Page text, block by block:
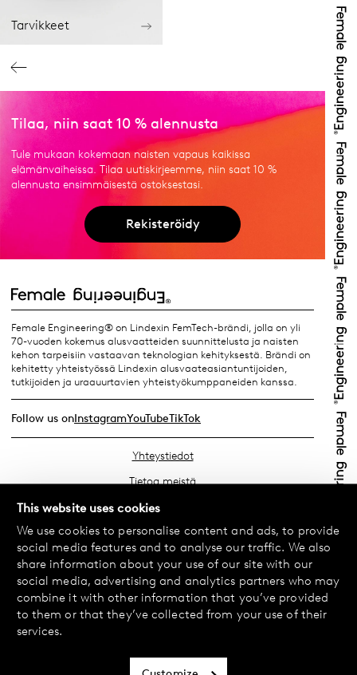
This website uses cookies
We use cookies to personalise content and ads, to provide
social media features and to analyse our traffic. We also
share information about your use of our site with our
social media, advertising and analytics partners who may
combine it with other information that you’ve provided
to them or that they’ve collected from your use of their
services.
Tarvikkeet
Tilaa, niin saat 10 % alennusta
Tule mukaan kokemaan naisten vapaus kaikissa
elämänvaiheissa. Tilaa uutiskirjeemme, niin saat 10 %
alennusta ensimmäisestä ostoksestasi.
Rekisteröidy
Female Engineering® on Lindexin FemTech-brändi, jolla on yli
70-vuoden kokemus alusvaatteiden suunnittelusta ja naisten
kehon tarpeisiin vastaavan teknologian kehityksestä. Brändi on
kehitetty yhteistyössä Lindexin alusvaateasiantuntijoiden,
tutkijoiden ja uraauurtavien yhteistyökumppaneiden kanssa.
Follow us onInstagramYouTubeTikTok
Yhteystiedot
Tietoa meistä
Etsi lähin myymäläsi
Usein kysyttyä
Käyttöehdot
Tietosuojakäytäntö
Vaihdot ja palautukset
Evästekäytäntö